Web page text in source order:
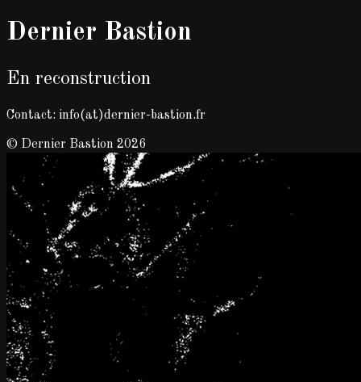
Dernier Bastion
En reconstruction
Contact: info(at)dernier-bastion.fr
© Dernier Bastion 2026